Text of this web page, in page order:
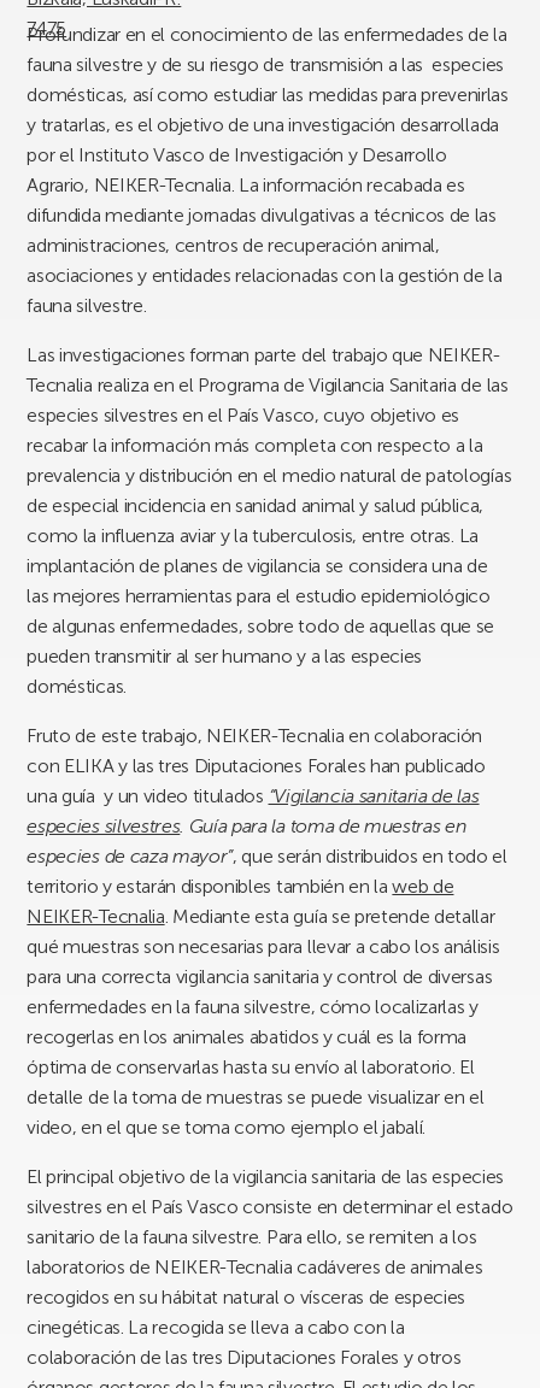
Profundizar en el conocimiento de las enfermedades de la
fauna silvestre y de su riesgo de transmisión a las especies
domésticas, así como estudiar las medidas para prevenirlas
y tratarlas, es el objetivo de una investigación desarrollada
por el Instituto Vasco de Investigación y Desarrollo
Agrario, NEIKER-Tecnalia. La información recabada es
difundida mediante jornadas divulgativas a técnicos de las
administraciones, centros de recuperación animal,
asociaciones y entidades relacionadas con la gestión de la
fauna silvestre.
Las investigaciones forman parte del trabajo que NEIKER-
Tecnalia realiza en el Programa de Vigilancia Sanitaria de las
especies silvestres en el País Vasco, cuyo objetivo es
recabar la información más completa con respecto a la
prevalencia y distribución en el medio natural de patologías
de especial incidencia en sanidad animal y salud pública,
como la influenza aviar y la tuberculosis, entre otras. La
implantación de planes de vigilancia se considera una de
las mejores herramientas para el estudio epidemiológico
de algunas enfermedades, sobre todo de aquellas que se
pueden transmitir al ser humano y a las especies
domésticas.
Fruto de este trabajo, NEIKER-Tecnalia en colaboración
con ELIKA y las tres Diputaciones Forales han publicado
una guía y un video titulados “Vigilancia sanitaria de las
especies silvestres. Guía para la toma de muestras en
especies de caza mayor”, que serán distribuidos en todo el
territorio y estarán disponibles también en laweb de
NEIKER-Tecnalia. Mediante esta guía se pretende detallar
qué muestras son necesarias para llevar a cabo los análisis
para una correcta vigilancia sanitaria y control de diversas
enfermedades en la fauna silvestre, cómo localizarlas y
recogerlas en los animales abatidos y cuál es la forma
óptima de conservarlas hasta su envío al laboratorio. El
detalle de la toma de muestras se puede visualizar en el
video, en el que se toma como ejemplo el jabalí.
El principal objetivo de la vigilancia sanitaria de las especies
silvestres en el País Vasco consiste en determinar el estado
sanitario de la fauna silvestre. Para ello, se remiten a los
laboratorios de NEIKER-Tecnalia cadáveres de animales
recogidos en su hábitat natural o vísceras de especies
cinegéticas. La recogida se lleva a cabo con la
colaboración de las tres Diputaciones Forales y otros